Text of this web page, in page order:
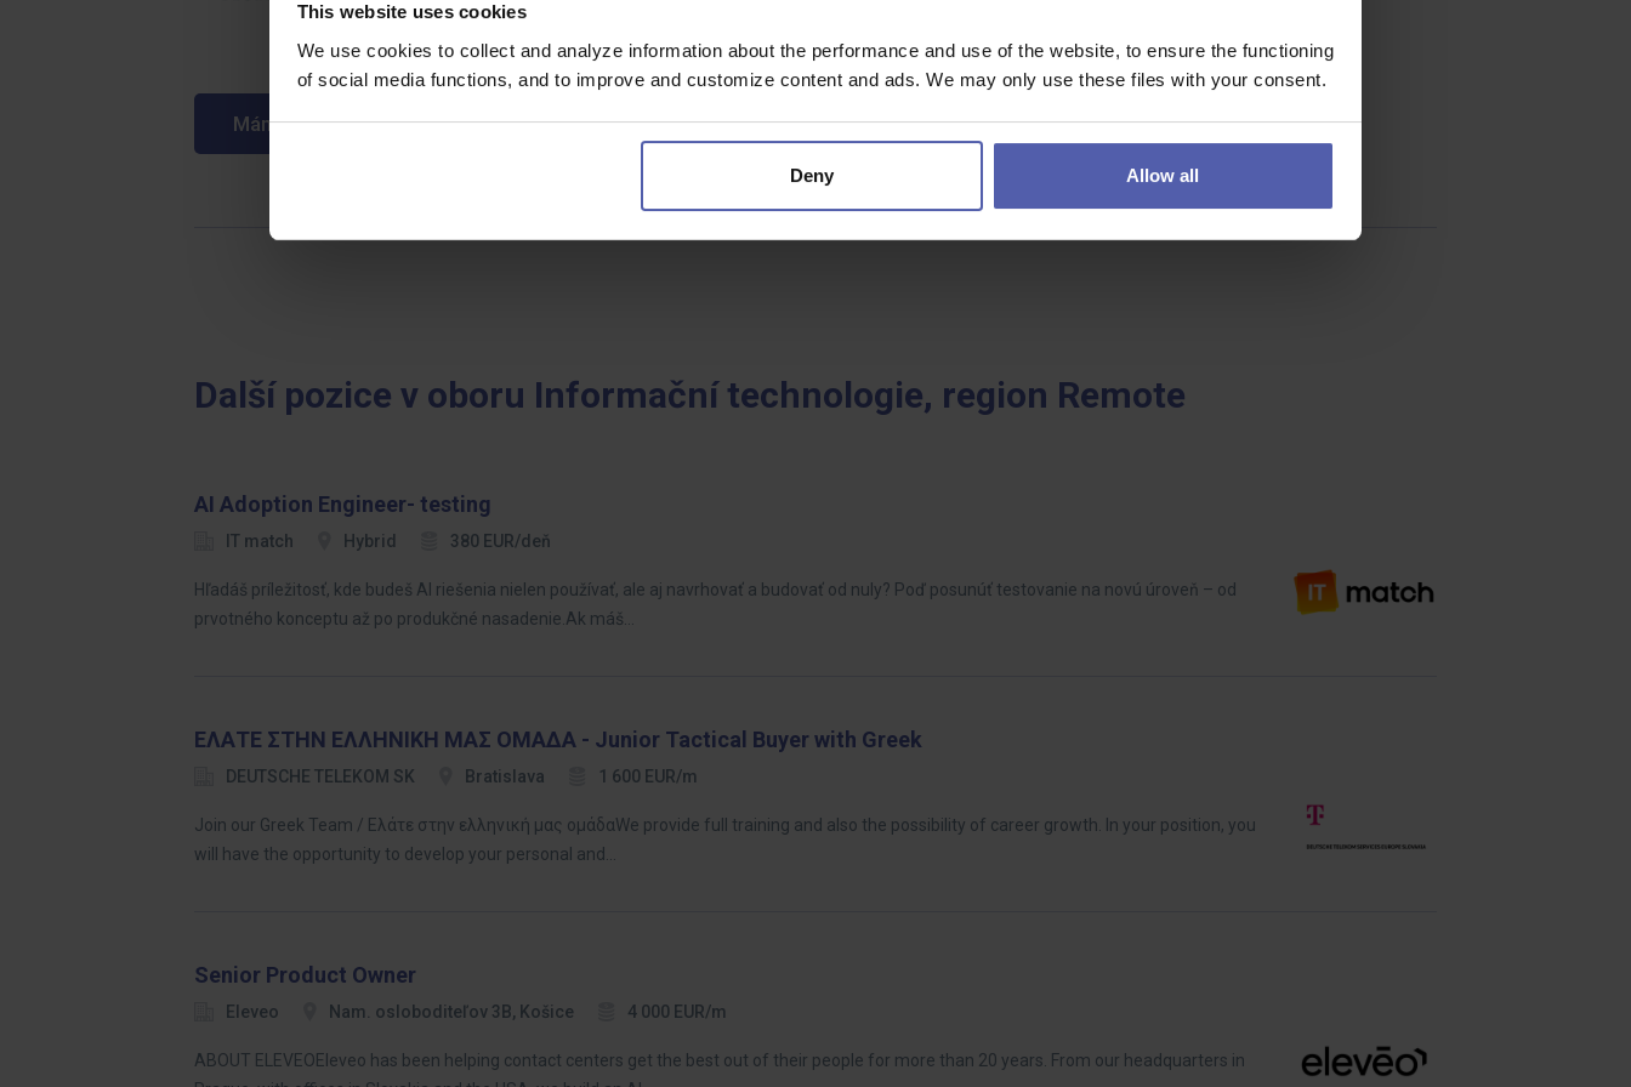
This website uses cookies
We use cookies to collect and analyze information about the performance and use of the website, to ensure the functioning
of social media functions, and to improve and customize content and ads. We may only use these files with your consent.
Deny Allow all
Mám zájem o tuto pozici
Další pozice v oboru Informační technologie, region Remote
AI Adoption Engineer- testing
IT match Hybrid 380 EUR/deň
Hľadáš príležitosť, kde budeš AI riešenia nielen používať, ale aj navrhovať a budovať od nuly? Poď posunúť testovanie na novú úroveň – od
prvotného konceptu až po produkčné nasadenie.Ak máš…
ΕΛΑΤΕ ΣΤΗΝ ΕΛΛΗΝΙΚΗ ΜΑΣ ΟΜΑΔΑ - Junior Tactical Buyer with Greek
DEUTSCHE TELEKOM SK Bratislava 1 600 EUR/m
Join our Greek Team / Ελάτε στην ελληνική μας ομάδαWe provide full training and also the possibility of career growth. In your position, you
will have the opportunity to develop your personal and…
Senior Product Owner
Eleveo Nam. osloboditeľov 3B, Košice 4 000 EUR/m
ABOUT ELEVEOEleveo has been helping contact centers get the best out of their people for more than 20 years. From our headquarters in